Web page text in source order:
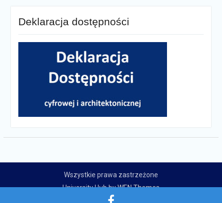
Deklaracja dostępności
Wszystkie prawa zastrzeżone
University Hub byWEN Themes
Zespół Szkolno-Przedszkolny w Płużnicy